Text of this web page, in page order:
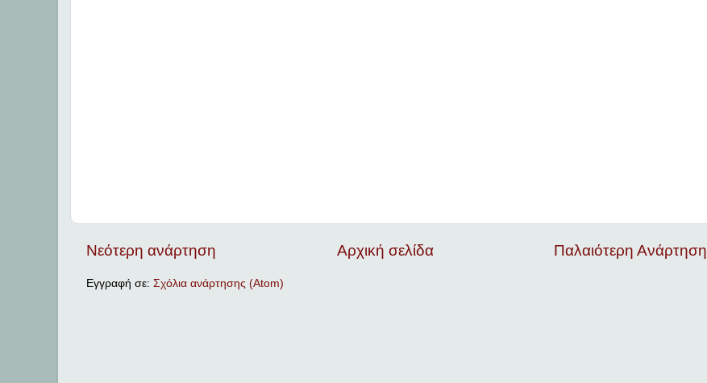
Νεότερη ανάρτηση Παλαιότερη Ανάρτηση
Αρχική σελίδα
Εγγραφή σε: Σχόλια ανάρτησης (Atom)